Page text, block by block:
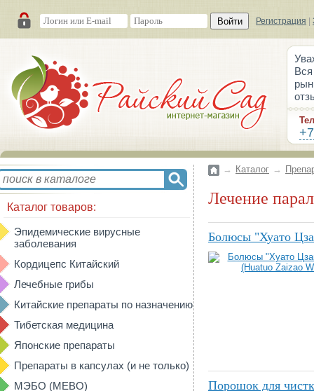
Войти Регистрация
Каталог товаров:
Эпидемические вирусные
заболевания
Кордицепс Китайский
Лечебные грибы
Китайские препараты по назначению
Тибетская медицина
Японские препараты
Препараты в капсулах (и не только)
МЭБО (MEBO)
→ Каталог →
Лечение
Болюсы "Хуато
Порошок для